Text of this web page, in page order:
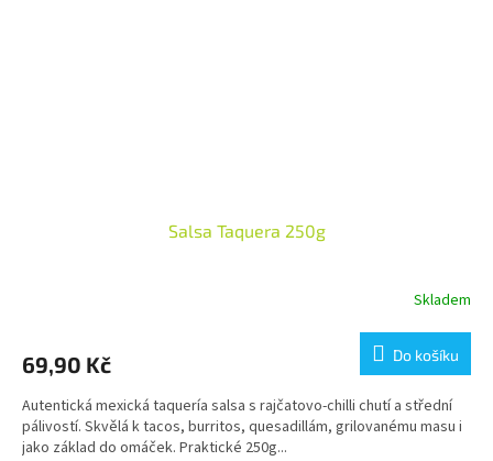
Salsa Taquera 250g
Skladem
69,90 Kč Do košíku
Autentická mexická taquería salsa s rajčatovo‑chilli chutí a střední
pálivostí. Skvělá k tacos, burritos, quesadillám, grilovanému masu i
jako základ do omáček. Praktické 250g...